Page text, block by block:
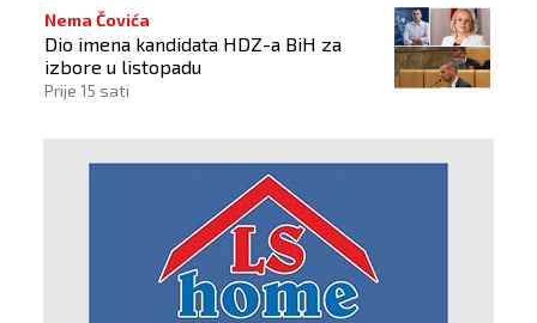
Nema Čovića
Dio imena kandidata HDZ-a BiH za
izbore u listopadu
Prije 15 sati